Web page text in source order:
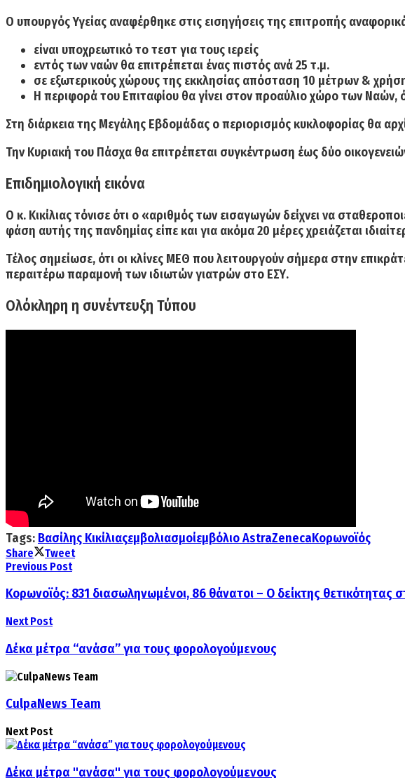
Ο υπουργός Υγείας αναφέρθηκε στις εισηγήσεις της επιτροπής
είναι υποχρεωτικό τοτεστ για τους ιερείς
εντός των ναών θα επιτρέπεται ένας πιστός ανά 25 τ.μ.
σε εξωτερικούς χώρους της εκκλησίας απόσταση 10 μέτρων &
Η περιφορά του Επιταφίου θα γίνει στον προαύλιο χώρο των
Στη διάρκεια της Μεγάλης Εβδομάδας ο περιορισμός κυκλοφορίας θα
Την Κυριακή του Πάσχα θα επιτρέπεται συγκέντρωση έως δύο
Επιδημιολογική εικόνα
Ο κ. Κικίλιας τόνισε ότι ο «αριθμός των εισαγωγών δείχνει να
φάση αυτής της πανδημίας είπε και για ακόμα 20 μέρες χρειάζεται
Τέλος σημείωσε, ότι οι κλίνες ΜΕΘ που λειτουργούν σήμερα στην
περαιτέρω παραμονή των ιδιωτών γιατρών στο ΕΣΥ.
Ολόκληρη η συνέντευξη Τύπου
Tags: Βασίλης Κικίλιαςεμβολιασμοίεμβόλιο AstraZenecaΚορωνοϊός
Share
Tweet
Previous Post
Κορωνοϊός: 831 διασωληνωμένοι, 86 θάνατοι – Ο δείκτης θετικότητας
Next Post
Δέκα μέτρα “ανάσα” για τους φορολογούμενους
CulpaNews Team
Next Post
Δέκα μέτρα "ανάσα" για τους φορολογούμενους